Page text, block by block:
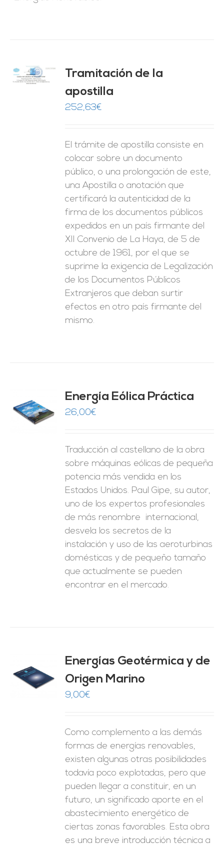
Tramitación de la
apostilla
252,63€
El trámite de apostilla consiste en
colocar sobre un documento
público, o una prolongación de este,
una Apostilla o anotación que
certificará la autenticidad de la
firma de los documentos públicos
expedidos en un país firmante del
XII Convenio de La Haya, de 5 de
octubre de 1961, por el que se
suprime la exigencia de Legalización
de los Documentos Públicos
Extranjeros que deban surtir
efectos en otro país firmante del
mismo.
Energía Eólica Práctica
26,00€
Traducción al castellano de la obra
sobre máquinas eólicas de pequeña
potencia más vendida en los
Estados Unidos. Paul Gipe, su autor,
uno de los expertos profesionales
de más renombre internacional,
desvela los secretos de la
instalación y uso de las aeroturbinas
domésticas y de pequeño tamaño
que actualmente se pueden
encontrar en el mercado.
Energías Geotérmica y de
Origen Marino
9,00€
Como complemento a las demás
formas de energías renovables,
existen algunas otras posibilidades
todavía poco explotadas, pero que
pueden llegar a constituir, en un
futuro, un significado aporte en el
abastecimiento energético de
ciertas zonas favorables. Esta obra
es una breve introducción técnica a